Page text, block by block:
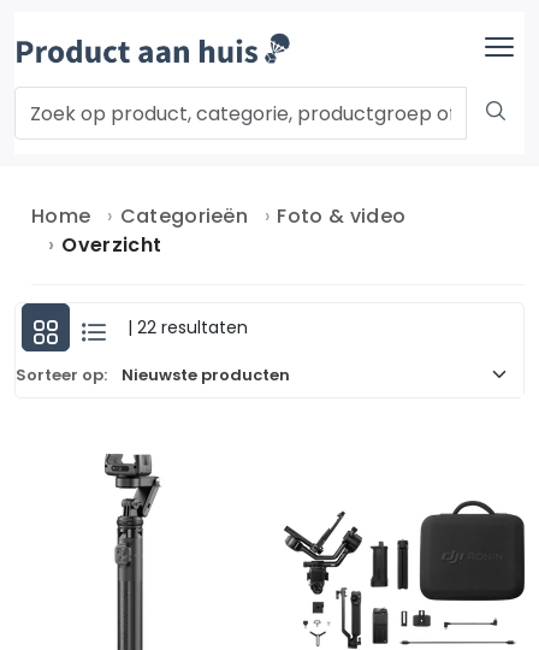
Home Categorieën
Foto & video
Overzicht
| 22 resultaten
Sorteer op: